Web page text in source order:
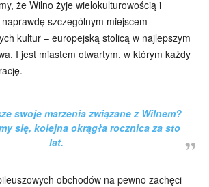
że Wilno żyje wielokulturowością i
szczególnym miejscem
kultur – europejską stolicą w najlepszym
I jest miastem otwartym, w którym każdy
swoje marzenia związane z Wilnem?
się, kolejna okrągła rocznica za sto
lat.
obchodów na pewno zachęci